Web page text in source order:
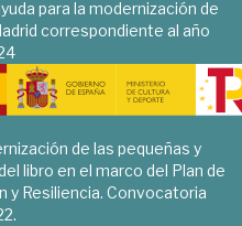
para la modernización de
correspondiente al año
de las pequeñas y
libro en el marco del Plan de
y Resiliencia. Convocatoria